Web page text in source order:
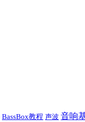
BassBox教程 声波 音响